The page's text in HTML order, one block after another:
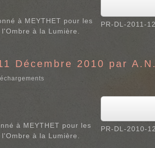
PR-DL-2011-
à MEYTHET pour les
à la Lumière.
Décembre 2010 par A.N.
PR-DL-2010-
à MEYTHET pour les
à la Lumière.